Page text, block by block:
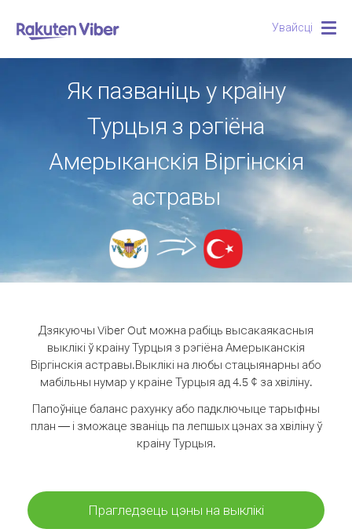
Увайсці
Як пазваніць у краіну
Турцыя з рэгіёна
Амерыканскія Віргінскія
астравы
Дзякуючы Viber Out можна рабіць высакаякасныя
выклікі ў краіну Турцыя з рэгіёна Амерыканскія
Віргінскія астравы.Выклікі на любы стацыянарны або
мабільны нумар у краіне Турцыя ад 4.5 ¢ за хвіліну.
Папоўніце баланс рахунку або падключыце тарыфны
план — і зможаце званіць па лепшых цэнах за хвіліну ў
краіну Турцыя.
Прагледзець цэны на выклікі